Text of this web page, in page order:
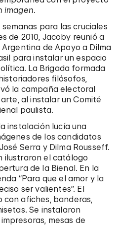
imagen.
para las cruciales
de 2010, Jacoby reunió a
de Apoyo a Dilma
para instalar un espacio
La Brigada formada
filósofos,
la campaña electoral
al instalar un Comité
paulista.
instalación lucía una
de los candidatos
Serra y Dilma Rousseff.
ilustraron el catálogo
de la Bienal. En la
“Para que el amor y la
ser valientes”. El
afiches, banderas,
Se instalaron
mesas de